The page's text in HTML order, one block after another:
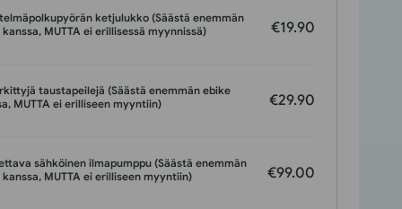
ketjulukko (Säästä enemmän
MUTTA ei erillisessä myynnissä)
€19.90
taustapeilejä (Säästä enemmän ebike
MUTTA ei erilliseen myyntiin)
€29.90
sähköinen ilmapumppu (Säästä enemmän
kanssa, MUTTA ei erilliseen myyntiin)
€99.00